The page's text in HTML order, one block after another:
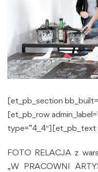
[et_pb_section
[et_pb_row
type=”4_4″][et_pb_text
FOTO RELACJA z
„W PRACOWNI